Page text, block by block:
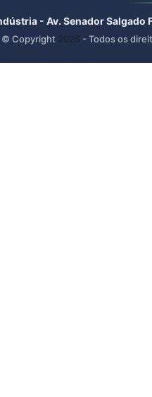
- Av. Senador
© Copyright 2026 - Todos os